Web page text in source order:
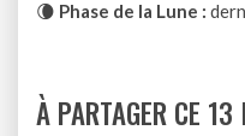
🌘 Phase de la Lune :
À PARTAGER CE 13